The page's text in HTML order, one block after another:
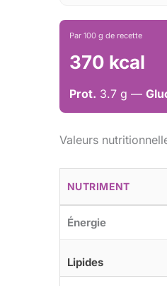
Par 100 g de recette
370 kcal
Prot. 3.7 g —
Valeurs
NUTRIMENT
Énergie
Lipides